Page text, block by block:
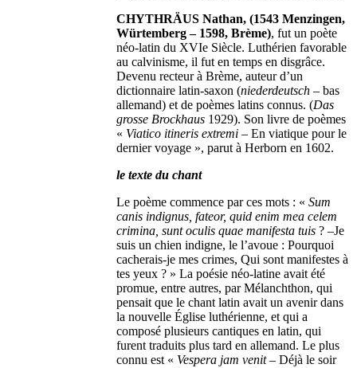
CHYTHRÄUS Nathan, (1543 Menzingen,
Würtemberg – 1598, Brème), fut un poète
néo-latin du XVIe Siècle. Luthérien favorable
au calvinisme, il fut en temps en disgrâce.
Devenu recteur à Brème, auteur d’un
dictionnaire latin-saxon (niederdeutsch – bas
allemand) et de poèmes latins connus. (Das
grosse Brockhaus 1929). Son livre de poèmes
« Viatico itineris extremi – En viatique pour le
dernier voyage », parut à Herborn en 1602.
le texte du chant
Le poème commence par ces mots : «Sum
canis indignus, fateor, quid enim mea celem
crimina, sunt oculis quae manifesta tuis ? –Je
suis un chien indigne, le l’avoue : Pourquoi
cacherais-je mes crimes, Qui sont manifestes à
tes yeux ? » La poésie néo-latine avait été
promue, entre autres, par Mélanchthon, qui
pensait que le chant latin avait un avenir dans
la nouvelle Église luthérienne, et qui a
composé plusieurs cantiques en latin, qui
furent traduits plus tard en allemand. Le plus
connu est « Vespera jam venit– Déjà le soir